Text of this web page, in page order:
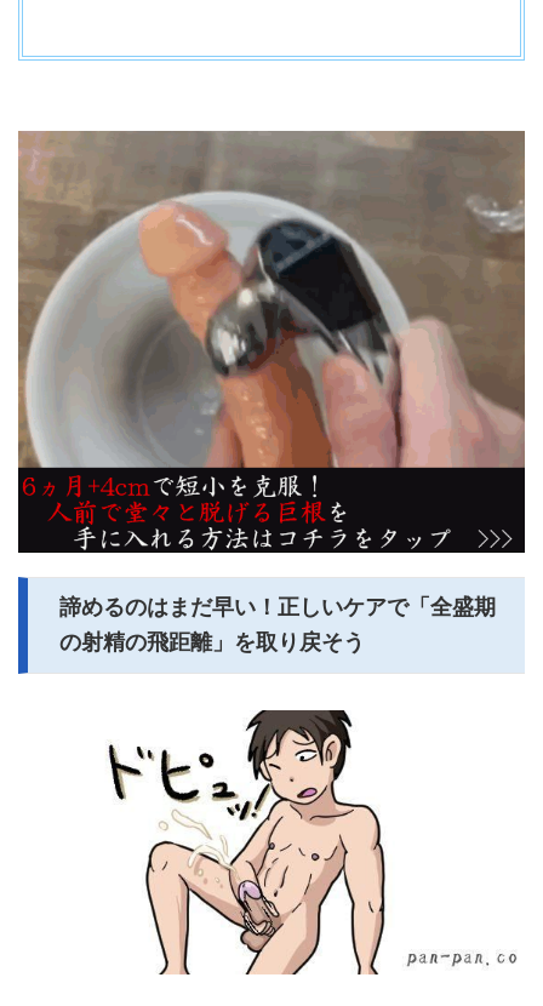
諦めるのはまだ早い！正しいケアで「全盛期
の射精の飛距離」を取り戻そう